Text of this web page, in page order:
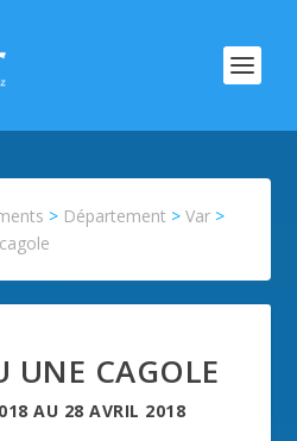
> Département >Var >
UNE CAGOLE
AU 28 AVRIL 2018